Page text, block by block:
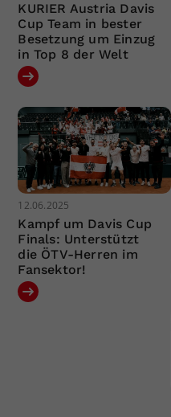
KURIER Austria Davis
Cup Team in bester
Besetzung um Einzug
in Top 8 der Welt
12.06.2025
Kampf um Davis Cup
Finals: Unterstützt
die ÖTV-Herren im
Fansektor!